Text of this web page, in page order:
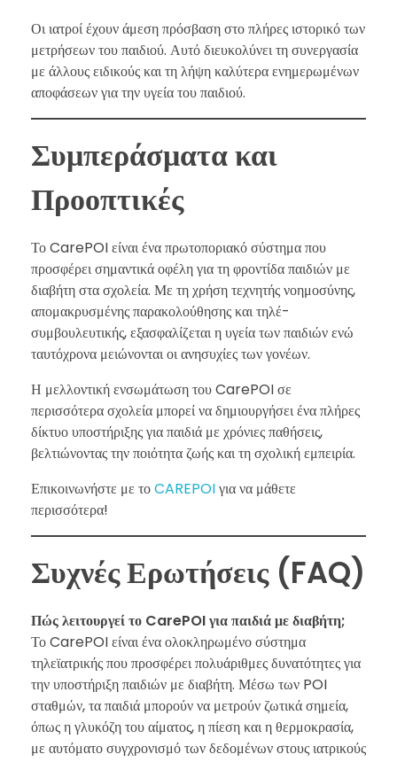
Οι ιατροί έχουν άμεση πρόσβαση στο πλήρες ιστορικό των
μετρήσεων του παιδιού. Αυτό διευκολύνει τη συνεργασία
με άλλους ειδικούς και τη λήψη καλύτερα ενημερωμένων
αποφάσεων για την υγεία του παιδιού.
Συμπεράσματα και
Προοπτικές
Το CarePOI είναι ένα πρωτοποριακό σύστημα που
προσφέρει σημαντικά οφέλη για τη φροντίδα παιδιών με
διαβήτη στα σχολεία. Με τη χρήση τεχνητής νοημοσύνης,
απομακρυσμένης παρακολούθησης και τηλέ-
συμβουλευτικής, εξασφαλίζεται η υγεία των παιδιών ενώ
ταυτόχρονα μειώνονται οι ανησυχίες των γονέων.
Η μελλοντική ενσωμάτωση του CarePOI σε
περισσότερα σχολεία μπορεί να δημιουργήσει ένα πλήρες
δίκτυο υποστήριξης για παιδιά με χρόνιες παθήσεις,
βελτιώνοντας την ποιότητα ζωής και τη σχολική εμπειρία.
Επικοινωνήστε με τοCAREPOIγια να μάθετε
περισσότερα!
Συχνές Ερωτήσεις (FAQ)
Πώς λειτουργεί το CarePOI για παιδιά με διαβήτη;
Το CarePOI είναι ένα ολοκληρωμένο σύστημα
τηλεϊατρικής που προσφέρει πολυάριθμες δυνατότητες για
την υποστήριξη παιδιών με διαβήτη. Μέσω των POI
σταθμών, τα παιδιά μπορούν να μετρούν ζωτικά σημεία,
όπως η γλυκόζη του αίματος, η πίεση και η θερμοκρασία,
με αυτόματο συγχρονισμό των δεδομένων στους ιατρικούς